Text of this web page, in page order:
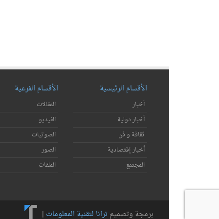
الأقسام الرئيسية
أخبار
أخبار دولية
ثقافة و فن
أخبار إقتصادية
المجتمع
الأقسام الفرعية
المقالات
الفيديو
الصوتيات
الصور
الملفات
برمجة وتصميمترانا لتقنية المعلومات |